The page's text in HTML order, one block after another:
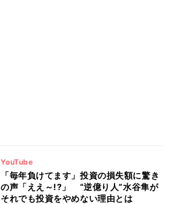
YouTube
「毎年負けてます」投資の損失額に驚き
の声「ええ～!?」 “逆億り人”水谷隼が
それでも投資をやめない理由とは